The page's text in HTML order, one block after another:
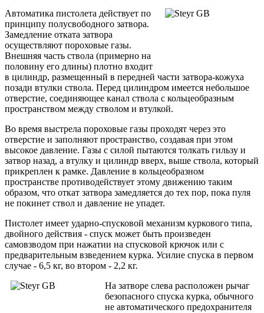
Автоматика пистолета действует по
принципу полусвободного затвора.
Замедление отката затвора
осуществляют пороховые газы.
Внешняя часть ствола (примерно на
половину его длины) плотно входит
в цилиндр, размещенный в передней части затвора-кожуха
позади втулки ствола. Перед цилиндром имеется небольшое
отверстие, соединяющее канал ствола с кольцеобразным
пространством между стволом и втулкой.
Во время выстрела пороховые газы проходят через это
отверстие и заполняют пространство, создавая при этом
высокое давление. Газы с силой пытаются толкать гильзу и
затвор назад, а втулку и цилиндр вверх, выше ствола, который
прикреплен к рамке. Давление в кольцеобразном
пространстве противодействует этому движению таким
образом, что откат затвора замедляется до тех пор, пока пуля
не покинет ствол и давление не упадет.
Пистолет имеет ударно-спусковой механизм куркового типа,
двойного действия - спуск может быть произведен
самовзводом при нажатии на спусковой крючок или с
предварительным взведением курка. Усилие спуска в первом
случае - 6,5 кг, во втором - 2,2 кг.
На затворе слева расположен рычаг
безопасного спуска курка, обычного
не автоматического предохранителя